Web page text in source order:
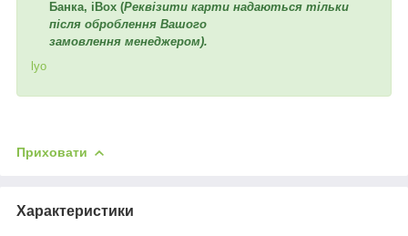
Банка, iBox (Реквізити карти надаються тільки
після оброблення Вашого
замовлення менеджером).
lyo
Приховати
Характеристики